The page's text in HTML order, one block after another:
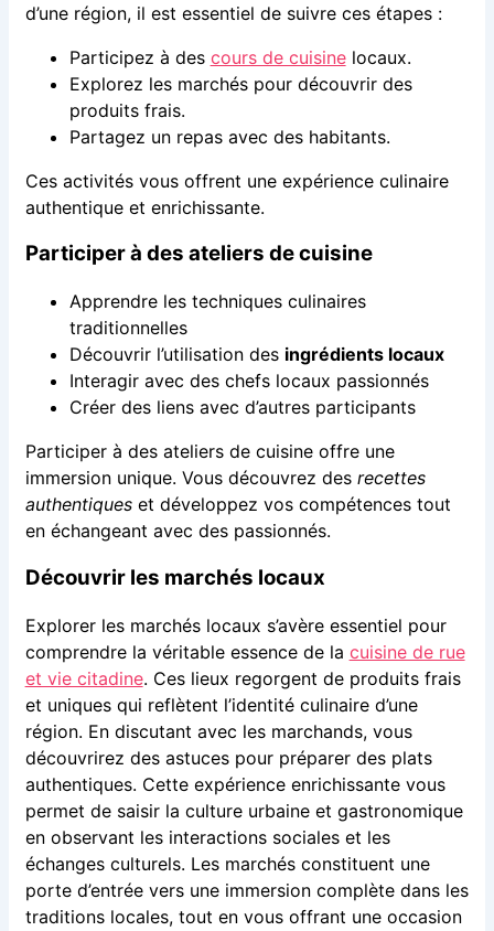
d’une région, il est essentiel de suivre ces étapes :
Participez à des cours de cuisinelocaux.
Explorez les marchés pour découvrir des
produits frais.
Partagez un repas avec des habitants.
Ces activités vous offrent une expérience culinaire
authentique et enrichissante.
Participer à des ateliers de cuisine
Apprendre les techniques culinaires
traditionnelles
Découvrir l’utilisation des ingrédients locaux
Interagir avec des chefs locaux passionnés
Créer des liens avec d’autres participants
Participer à des ateliers de cuisine offre une
immersion unique. Vous découvrez des recettes
authentiqueset développez vos compétences tout
en échangeant avec des passionnés.
Découvrir les marchés locaux
Explorer les marchés locaux s’avère essentiel pour
comprendre la véritable essence de la cuisine de rue
et vie citadine. Ces lieux regorgent de produits frais
et uniques qui reflètent l’identité culinaire d’une
région. En discutant avec les marchands, vous
découvrirez des astuces pour préparer des plats
authentiques. Cette expérience enrichissante vous
permet de saisir la culture urbaine et gastronomique
en observant les interactions sociales et les
échanges culturels. Les marchés constituent une
porte d’entrée vers une immersion complète dans les
traditions locales, tout en vous offrant une occasion